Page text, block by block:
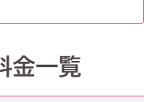
金一覧